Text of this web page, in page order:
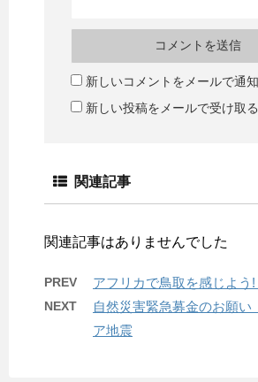
新しいコメントをメールで通知
新しい投稿をメールで受け取る
関連記事
関連記事はありませんでした
PREV アフリカで鳥取を感じよう!
NEXT
自然災害緊急募金のお願
ア地震